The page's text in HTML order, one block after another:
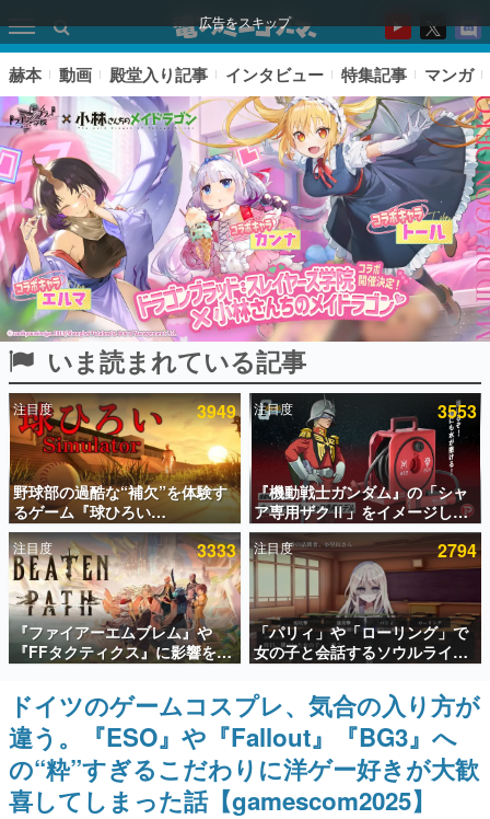
広告をスキップ
ピックアップ
電ファミのいま読まれている記事ランキング
アプリセール情報
インタビュー
連載・特集一覧
殿堂入り記事
SNS拡散数が数千以上！ ページビュー数万以上！ などな
ど。多くの人々に読まれた、電ファミ渾身の“殿堂入り”記
事をまとめました。
ゲームの企画書
名作ゲームクリエイターの方々に製作時のエピソードをお
聞きし、ヒットする企画（ゲーム）とは何か？を探ってい
きます。
この物語を解いてはいけない。『赫本』は、〈試験問題〉
赫本 動画 殿堂入り記事 インタビュー 特集記事 マンガ
いま読まれている記事
注目度 3949
野球部の過酷な“補欠”を体験す
るゲーム『球ひろい
Simulator』が「1件」のウィッ
シュリストをもとにチェコ語に
対応しSNSで話題に。『キング
ダム・カム』開発元やチェコの
プロ野球選手から称賛の声
注目度 3553
『機動戦士ガンダム』の「シャ
ア専用ザクⅡ」をイメージした
散水ホースリールが予約開始。
本体にはシャアのパーソナルマ
ークやジオン公国軍のエンブレ
ム、型式番号などを配置
注目度 3333
『ファイアーエムブレム』や
『FFタクティクス』に影響を受
けた新作戦略RPG『Beaten
Path』2027年に発売へ。
PC（Steam）、PS5、Xbox、
Switch向けにリリース予定
注目度 2794
「パリィ」や「ローリング」で
女の子と会話するソウルライク
恋愛ゲーム『小早川さんはソウ
ルライク』無料公開。返事に失
敗すると「YOU DIED」
ドイツのゲームコスプレ、気合の入り方が
違う。『ESO』や『Fallout』『BG3』へ
の“粋”すぎるこだわりに洋ゲー好きが大歓
喜してしまった話【gamescom2025】